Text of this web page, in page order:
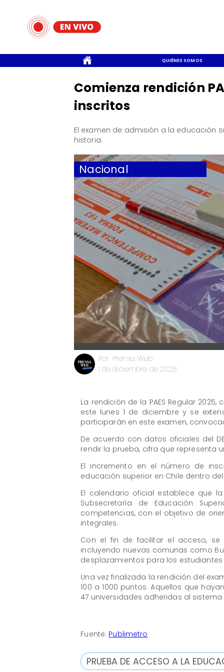
QUIÉNES SOMOS
Nacional
Prensa Web
Por
1 de diciembre de 2025
Comienza rendición
inscritos
El examen de admisión a la educación
historia.
La rendición de la PAES Regular
este lunes 1 de diciembre y se
participarán en este examen,
De acuerdo con datos oficiales del
rendir la prueba, cifra que representa
El incremento en el número de
educación superior en Chile dentro
El calendario oficial establece que la
Subsecretaría de Educación
competencias, con el objetivo de
integrales.
Con el fin de facilitar el acceso,
incluyendo nuevas comunas como
desplazamientos para los estudiantes
Una vez finalizada la rendición del
100 a 1000 puntos. Aquellos que
47 universidades adheridas al
Fuente: Publimetro
PRUEBA DE ACCESO A LA